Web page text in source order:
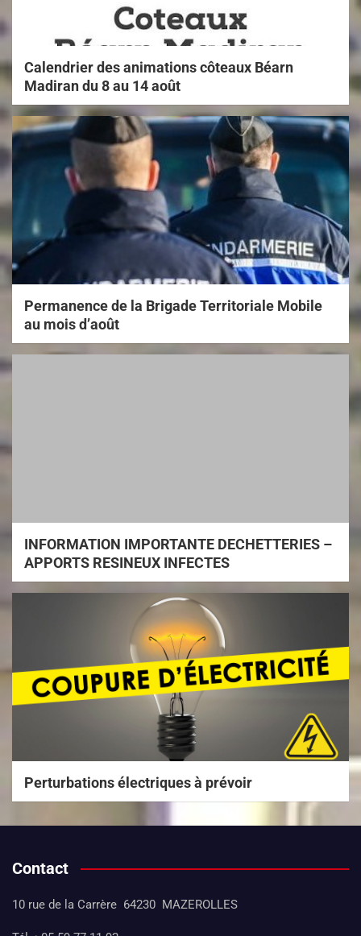
Calendrier des animations côteaux Béarn
Madiran du 8 au 14 août
Permanence de la Brigade Territoriale Mobile
au mois d’août
INFORMATION IMPORTANTE DECHETTERIES –
APPORTS RESINEUX INFECTES
Perturbations électriques à prévoir
Contact
10 rue de la Carrère 64230 MAZEROLLES